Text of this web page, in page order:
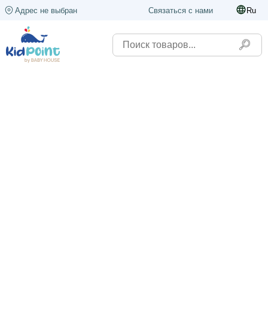
Адрес не выбран Связаться с нами Ru